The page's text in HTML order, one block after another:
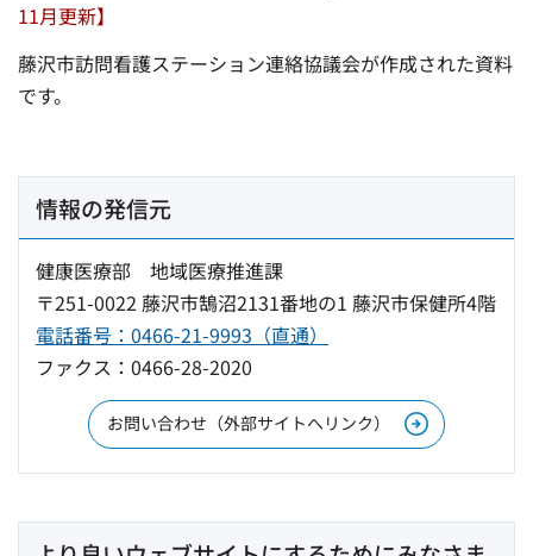
11月更新】
藤沢市訪問看護ステーション連絡協議会が作成された資料
です。
情報の発信元
健康医療部 地域医療推進課
〒251-0022 藤沢市鵠沼2131番地の1 藤沢市保健所4階
電話番号：0466-21-9993（直通）
ファクス：0466-28-2020
お問い合わせ（外部サイトへリンク）